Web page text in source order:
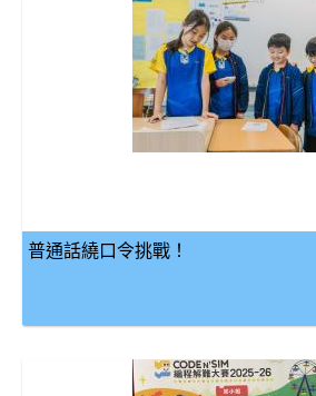
普通話繞口令挑戰！